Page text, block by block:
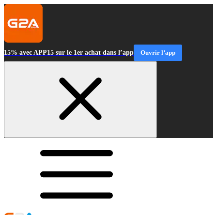
15% avec APP15 sur le 1er achat dans l’app Ouvrir l’app